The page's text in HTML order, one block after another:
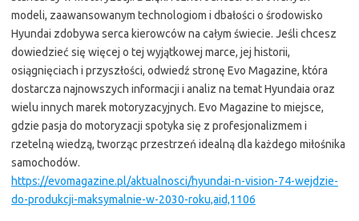
modeli, zaawansowanym technologiom i dbałości o środowisko
Hyundai zdobywa serca kierowców na całym świecie. Jeśli chcesz
dowiedzieć się więcej o tej wyjątkowej marce, jej historii,
osiągnięciach i przyszłości, odwiedź stronę Evo Magazine, która
dostarcza najnowszych informacji i analiz na temat Hyundaia oraz
wielu innych marek motoryzacyjnych. Evo Magazine to miejsce,
gdzie pasja do motoryzacji spotyka się z profesjonalizmem i
rzetelną wiedzą, tworząc przestrzeń idealną dla każdego miłośnika
samochodów.
https://evomagazine.pl/aktualnosci/hyundai-n-vision-74-wejdzie-
do-produkcji-maksymalnie-w-2030-roku,aid,1106